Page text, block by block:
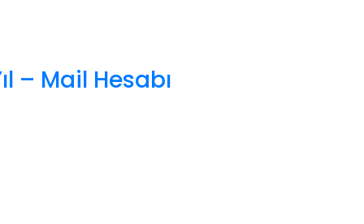
– Mail Hesabı